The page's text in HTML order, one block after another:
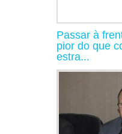
Passar à
pior do que
estra...